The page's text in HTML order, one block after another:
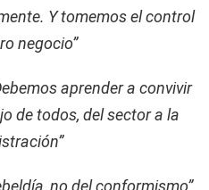
Y tomemos el control
negocio”
aprender a convivir
de todos, del sector a la
no del conformismo”